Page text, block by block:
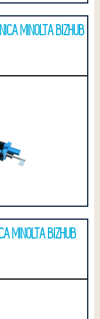
MINOLTA BIZHUB
MINOLTA BIZHUB